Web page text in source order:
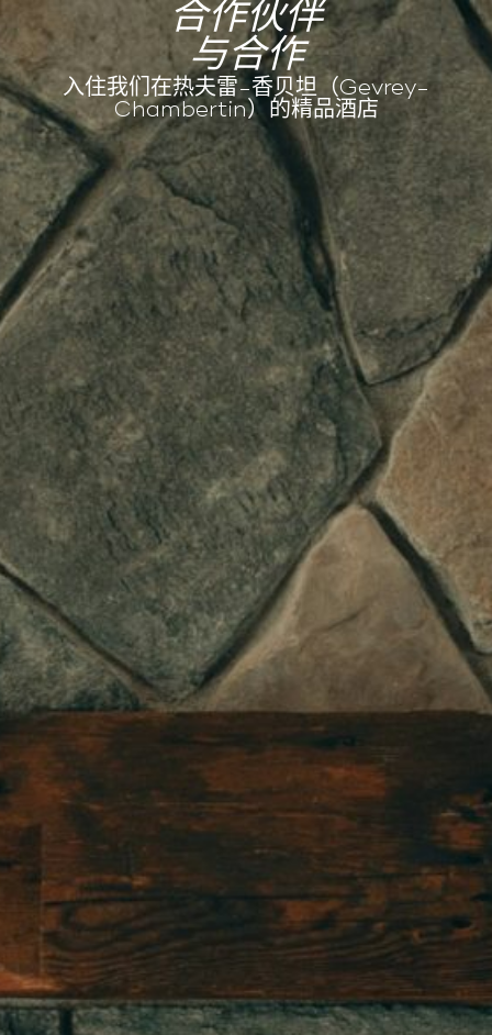
合作伙伴
与合作
入住我们在热夫雷-香贝坦（Gevrey-
Chambertin）的精品酒店